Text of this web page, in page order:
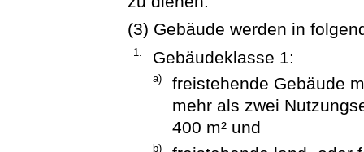
(3) Gebäude werden in
1. Gebäudeklasse 1:
a)
freistehende Gebäude
mehr als zwei
400 m² und
b)